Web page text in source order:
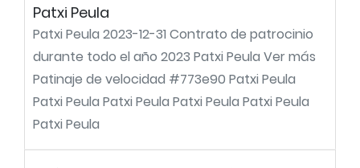
Patxi Peula
Patxi Peula 2023-12-31 Contrato de patrocinio
durante todo el año 2023 Patxi Peula Ver más
Patinaje de velocidad #773e90 Patxi Peula
Patxi Peula Patxi Peula Patxi Peula Patxi Peula
Patxi Peula